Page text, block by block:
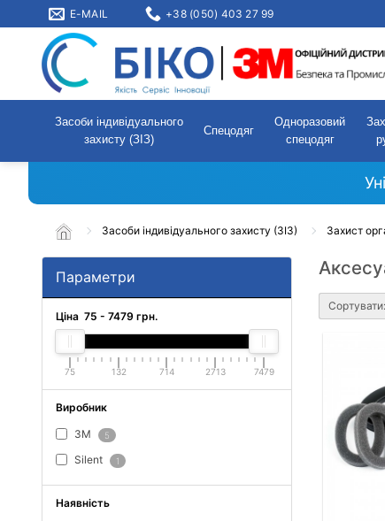
E-MAIL +38 (050) 403 27 99
Засоби індивідуального
захисту (ЗІЗ)
Спецодяг
Одноразовий
спецодяг
Засоби індивідуального захисту (ЗІЗ) Захист
Параметри
Ціна 75 - 7479 грн.
75 132 714 2713 7479
Виробник
3M 5
Silent 1
Наявність
Сортувати: